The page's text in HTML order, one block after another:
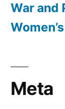
War and
Meta